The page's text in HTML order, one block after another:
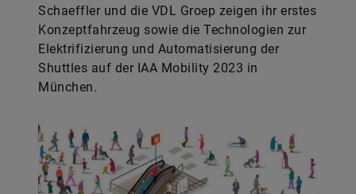
Schaeffler und die VDL Groep zeigen ihr erstes
Konzeptfahrzeug sowie die Technologien zur
Elektrifizierung und Automatisierung der
Shuttles auf der IAA Mobility 2023 in
München.